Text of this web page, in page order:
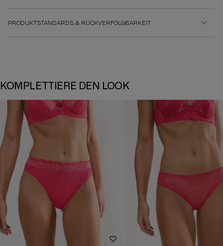
PRODUKTSTANDARDS & RÜCKVERFOLGBARKEIT
KOMPLETTIERE DEN LOOK